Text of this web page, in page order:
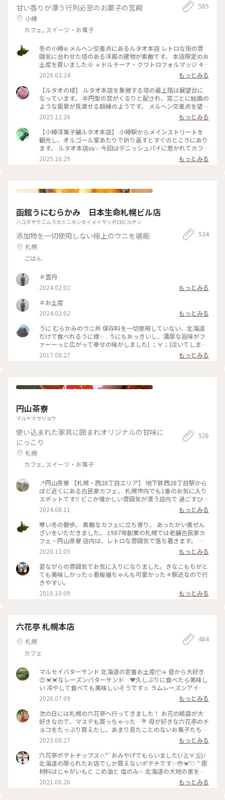
四季彩の丘 *秋の美しい丘のご紹介〜 北海道大好きステキユー
甘い香りが漂う行列必至のお菓子の宮殿
小樽
カフェ, スイーツ・お菓子
565
冬の小樽❄️ メルヘン交差点にあるルタオ本店 レトロな街の雰
囲気に合わせた塔のある洋風の建物が素敵です。 本店限定のお
土産を買いました🍪 🔹ドルチーナ・クワトロフォルマッジ 4種
のチーズとはちみつを練り込んだ生地に つぶつぶチーズを閉
じ込めたザクザク食感のクッキー 🔹ルボンフィナンシェ コク
のあるバターの風味にバニラの香り、焼き立てならではのサク
ッとした食感がとっても美味しい 2024年秋にオープンした運
河プラザ店（4枚目） ルタオ初のバーやカフェも併設されてい
2025.1.27撮影 #ことりっぷ北海道 #小樽 #レトロな街 #冬の北
海道 #雪の散策路 #限定スイーツ #おみやげ図鑑 #ルタオ #おや
つ時間
2026.03.24
もっとみる
【ルタオの塔】 ルタオ本店を象徴する塔の最上階は展望台に
なっています。 半円型の窓がくるりと配され、窓ごとに絵画の
ような風景が見渡せる額縁のようです。 メルヘン交差点を望む
窓からはノスタルジックな光景、小樽の山なみ、そして海。一
周でいろんな小樽の風景を楽しむ贅沢。 私のお気に入りは、
海が見える窓。 小樽の青い海と青い空が思い出になりまし
た。 展望台への螺旋階段も素敵。壁を飾るのは、ルタオの歴
史を物語るフォトやイラストでした。 誰でも自由に立ち寄れ
る、というのもうれしいですね♪ 1Fには見たこと聞いたこと
食べたことのあるルタオスイーツが並ぶショップ。 2Fには、
2025.12.26
もっとみる
【小樽洋菓子舗ルタオ本店】 小樽駅からメインストリートを
観光し、オルゴール堂あたりで折り返すとすぐのところにあり
ます。 ルタオ本店🍰✨ 今回はデニッシュパイに惹かれてカフ
ェ利用☕️ 冷めてもパリパリなデニッシュパイ、アップルパイは
思ったよりあっさりとしていて重くなく軽々食べられます🍎🍏
ドリンクもコーヒーだけでなく美瑛の牛乳やショコラミルク、
した。 １つからテイクアウトも可能なので食べ歩きに良さそ
う。 #北海道グルメ #小樽グルメ #小樽カフェ #小樽といった
らルタオ #デニッシュパイ #フロマージュ #アップルパイ #夕
張メロンソーダ #人気店 #パイ
2025.10.29 もっとみる
函館うにむらかみ 日本生命札幌ビル店
ハコダテウニムラカミニホンセイメイサッポロビルテン
添加物を一切使用しない極上のウニを堪能
札幌
ごはん
534
＃雲丹
2024.02.02
もっとみる
＃お土産
2024.02.02
もっとみる
うに むらかみのウニ丼 保存料を一切使用していない、北海道
だけで食べれるうに様✨ . うにもおっきいし、濃厚な旨味がフ
ァーーっと広がって幸せの味がしました( ；∀；)泣いてしまい
上司に爆笑された笑 北海道いけたらまた絶対食す！！ #北海道
#札幌駅 #札幌 #うに
2017.08.27 もっとみる
円山茶寮
マルヤマサリョウ
使い込まれた家具に囲まれオリジナルの甘味に
にっこり
札幌
カフェ, スイーツ・お菓子
526
📍円山茶寮 【札幌・西28丁目エリア】 地下鉄西28丁目駅から
ほど近くにある古民家カフェ。 札幌市内でも1番のお気に入り
スポットです‼︎ どこか懐かしい雰囲気が漂う店内で 過ごすひと
ときが大好きです☺️ 夏は風鈴の音を聴きながら美味しい 甘味
とお茶をいただくのが至高です🎐 札幌を訪れると必ず立ち寄
りたくなる場所です‼︎
2024.08.11
もっとみる
寒い冬の散歩。 素敵なカフェに立ち寄り、 あったかい栗ぜん
ざいをいただきました。 1987年創業の札幌では老舗古民家カ
フェ・円山茶寮 店内は、レトロな雰囲気で落ち着きます。 ぽ
ってりとしたぜんざいは、お椀にたっぷり。 甘さ控えめなの
で、箸休めのお漬物と一緒に 最後まで美味しく頂きました😊
人気のいちごぜんざいや抹茶ぜんざい、鍋焼きうどんなどお食
事も気になりました。 またのお楽しみに❣️ #ことりっぷ北海道
#冬を味わう #札幌 #古民家カフェ #ぜんざい #レトロ
2020.12.05
もっとみる
昔ながらの雰囲気でお気に入りになりました。きなこもちがと
ても美味しかった☺︎看板猫ちゃんも可愛かった＊駅近なので行
きやすい。
2016.10.09
もっとみる
六花亭 札幌本店
札幌
カフェ
484
マルセイバターサンド 北海道の定番お土産📦✈️ 昔から大好き
😍💓💓なレーズンバターサンド…❤️久しぶりに食べたら美味し
い 冷やして食べても美味しいそうです☺️ ラムレーズンアイス
クリーム🍦みたいな味🍇 ホワイトチョコレート🍫とバターか
たっぷり含んだクッキー🍪が本当にベストヒット #クッキー #
バター #北海道 #手土産 #バタークッキー #洋菓子 #ひみつの絶
景
2026.07.09
もっとみる
次の日には札幌の六花亭へ行ってきました！ お花の紙袋が大
好きなので、マステも買っちゃった…💐 母が好きな六花亭のチ
ョコをたっぷり買えたし、あまり見たことのないお菓子たちを
カゴにポンポン入れて、爆買いってこういうことかな…とか思
いながら幸せなお買い物ができました🥰 雪こんこのチーズ
と、バターサンドのアイスは格別なお味でした〜😊♥️ ここに1
番行きたかったので、2日目にして大満足でした😆
2023.08.27
もっとみる
六花亭ポテトチップス✩.*˚ おみやげでもらいました(ﾉ≧∀≦)ﾉ
北海道の限られたお店でしか買えないポテチです✨😳💓💘 * 原
材料はじゃがいもと こめ油と 塩のみ✨ 北海道の大地の恵をし
っかりとうけたじゃがいもの美味しさがはっきりとわかりま
す‼️ * 六花亭お馴染みの草花が描かれた素敵なパッケージも魅
2021.06.26 もっとみる